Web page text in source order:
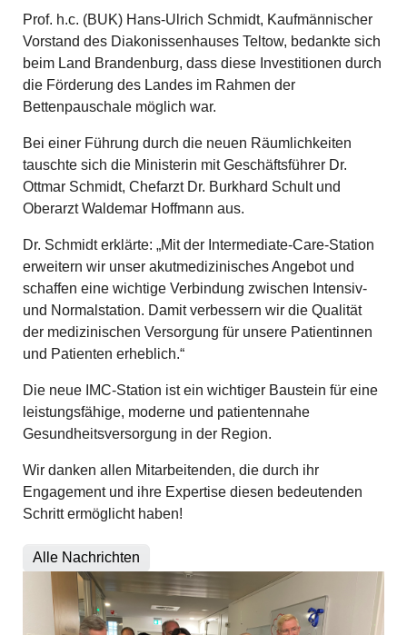
Prof. h.c. (BUK) Hans-Ulrich Schmidt, Kaufmännischer
Vorstand des Diakonissenhauses Teltow, bedankte sich
beim Land Brandenburg, dass diese Investitionen durch
die Förderung des Landes im Rahmen der
Bettenpauschale möglich war.
Bei einer Führung durch die neuen Räumlichkeiten
tauschte sich die Ministerin mit Geschäftsführer Dr.
Ottmar Schmidt, Chefarzt Dr. Burkhard Schult und
Oberarzt Waldemar Hoffmann aus.
Dr. Schmidt erklärte: „Mit der Intermediate-Care-Station
erweitern wir unser akutmedizinisches Angebot und
schaffen eine wichtige Verbindung zwischen Intensiv-
und Normalstation. Damit verbessern wir die Qualität
der medizinischen Versorgung für unsere Patientinnen
und Patienten erheblich.“
Die neue IMC-Station ist ein wichtiger Baustein für eine
leistungsfähige, moderne und patientennahe
Gesundheitsversorgung in der Region.
Wir danken allen Mitarbeitenden, die durch ihr
Engagement und ihre Expertise diesen bedeutenden
Schritt ermöglicht haben!
Alle Nachrichten